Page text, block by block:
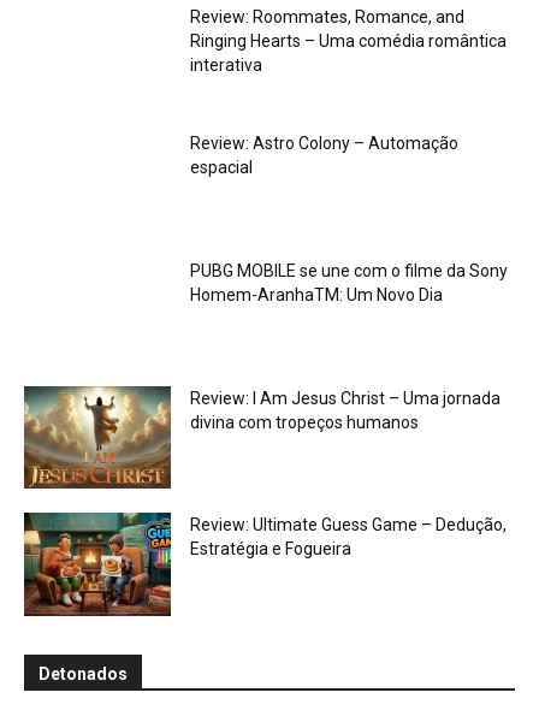
Review: Roommates, Romance, and
Ringing Hearts – Uma comédia romântica
interativa
Review: Astro Colony – Automação
espacial
PUBG MOBILE se une com o filme da Sony
Homem-AranhaTM: Um Novo Dia
Review: I Am Jesus Christ – Uma jornada
divina com tropeços humanos
Review: Ultimate Guess Game – Dedução,
Estratégia e Fogueira
Detonados